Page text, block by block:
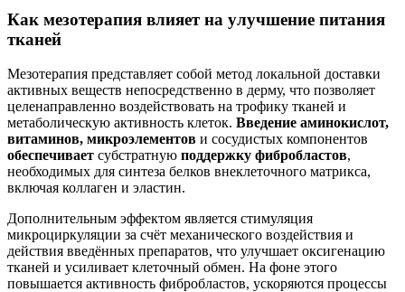
Как мезотерапия влияет на улучшение питания
тканей
Мезотерапия представляет собой метод локальной доставки
активных веществ непосредственно в дерму, что позволяет
целенаправленно воздействовать на трофику тканей и
метаболическую активность клеток. Введение аминокислот,
витаминов, микроэлементов и сосудистых компонентов
обеспечивает субстратную поддержку фибробластов,
необходимых для синтеза белков внеклеточного матрикса,
включая коллаген и эластин.
Дополнительным эффектом является стимуляция
микроциркуляции за счёт механического воздействия и
действия введённых препаратов, что улучшает оксигенацию
тканей и усиливает клеточный обмен. На фоне этого
повышается активность фибробластов, ускоряются процессы